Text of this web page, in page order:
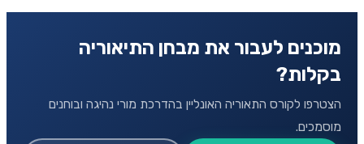
מוכנים לעבור את מבחן התיאוריה
בקלות?
הצטרפו לקורס התאוריה האונליין בהדרכת מורי נהיגה ובוחנים
מוסמכים.